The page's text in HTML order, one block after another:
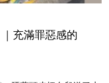
充滿罪惡感的